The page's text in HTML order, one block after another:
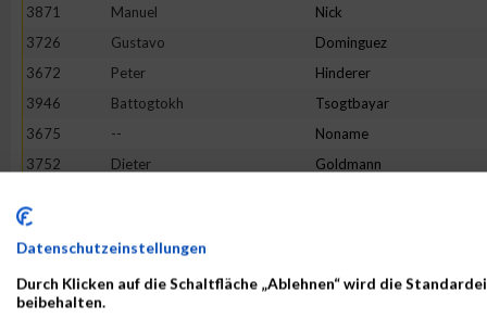
3871
Manuel Nick
3726
Gustavo Dominguez
3672
Peter Hinderer
3946
Battogtokh Tsogtbayar
3675
-- Noname
3752
Dieter Goldmann
3823
3954
Jan
3789
Lukas Angerer
Datenschutzeinstellungen
Durch Klicken auf die Schaltfläche „Ablehnen“ wird die
beibehalten.